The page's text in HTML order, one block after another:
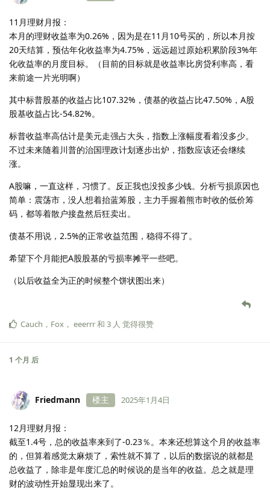
11月理财月报：
本月的理财收益率为0.26%，因为是在11月10号买的，所以本月按
20天结算，预估年化收益率为4.75%，远远超过原始积累阶段3%年
化收益率的月度目标。（目前的目标就是收益率比房贷利率高，看
来前途一片光明啊）
其中标普股基的收益占比107.32%，债基的收益占比47.50%，A股
股基收益占比-54.82%。
标普收益率高估计是美元走强占大头，指数上涨幅度看着没多少。
不过未来随着川普的治国理政计划逐步出炉，指数应该还会继续
涨。
A股嘛，一直这样，习惯了。反正我也没投多少钱。分析亏损原因也
简单：震荡市，没人想着抬蓝筹股，主力手握着熊市时收的低价筹
码，都等着散户接盘然后狂卖出。
债基不用说，2.5%的正常收益范围，稳得不得了。
希望下个月能把A股股基的亏损率摊平一些吧。
（以后收益全为正的时候整个饼状图出来）
Cauch ， Fox ， eeerrr和 3 人 觉得很赞
1 个月 后
Friedmann 楼主 2025年1月4日
12月理财月报：
截至1.4号，总的收益率来到了-0.23％。本来还想算这个月的收益率
的，但算着感觉太麻烦了，索性就不算了，以后的数据说的就都是
总收益了，除非是年度汇总的时候说的是当年的收益。总之就是理
财的波动性开始显现出来了。